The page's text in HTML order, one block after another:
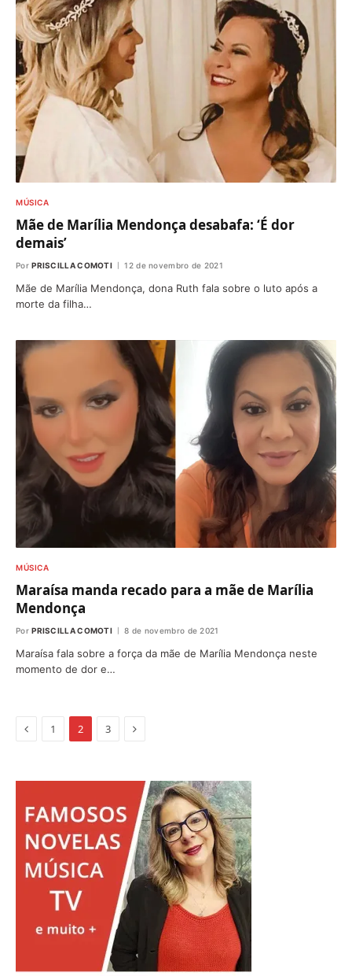
MÚSICA
Mãe de Marília Mendonça desabafa: ‘É dor
demais’
Por PRISCILLA COMOTI 12 de novembro de 2021
Mãe de Marília Mendonça, dona Ruth fala sobre o luto após a
morte da filha…
MÚSICA
Maraísa manda recado para a mãe de Marília
Mendonça
Por PRISCILLA COMOTI 8 de novembro de 2021
Maraísa fala sobre a força da mãe de Marília Mendonça neste
momento de dor e…
Anterior
1 2 3 Proximo